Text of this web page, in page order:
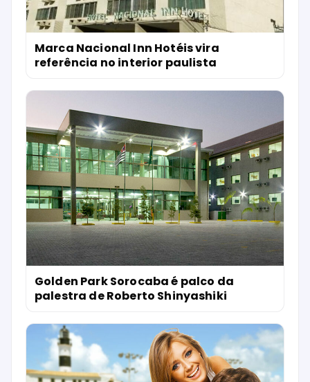
Marca Nacional Inn Hotéis vira
referência no interior paulista
Golden Park Sorocaba é palco da
palestra de Roberto Shinyashiki